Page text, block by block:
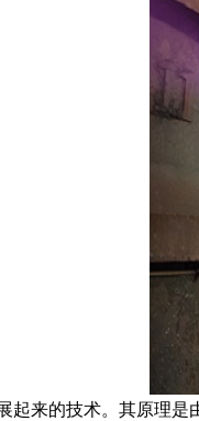
来的技术。其原理是